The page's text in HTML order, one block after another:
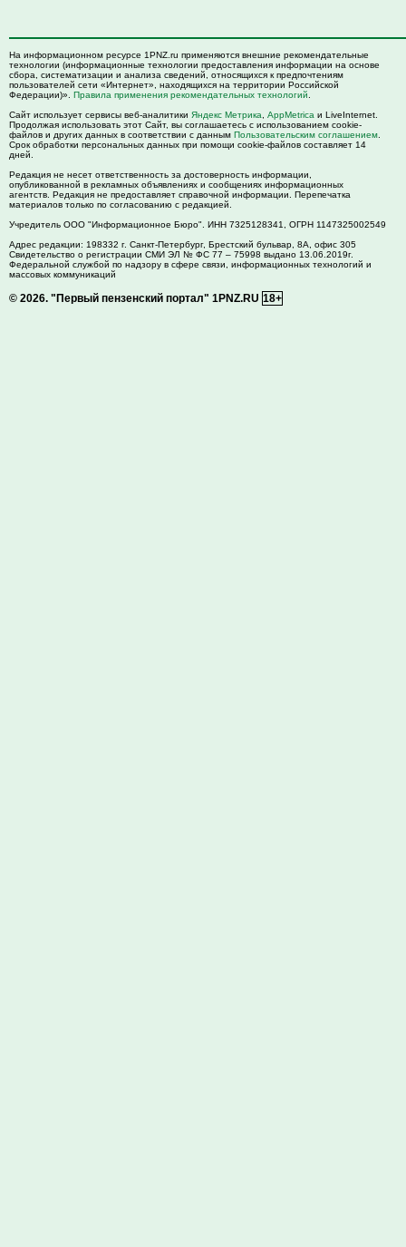
На информационном ресурсе 1PNZ.ru применяются внешние рекомендательные
технологии (информационные технологии предоставления информации на основе
сбора, систематизации и анализа сведений, относящихся к предпочтениям
пользователей сети «Интернет», находящихся на территории Российской
Федерации)». Правила применения рекомендательных технологий
Сайт использует сервисы веб-аналитики Яндекс Метрика AppMetrica и LiveInternet.
Продолжая использовать этот Сайт, вы соглашаетесь с использованием cookie-
файлов и других данных в соответствии с данным Пользовательским соглашением
Срок обработки персональных данных при помощи cookie-файлов составляет 14
дней.
Редакция не несет ответственность за достоверность информации,
опубликованной в рекламных объявлениях и сообщениях информационных
агентств. Редакция не предоставляет справочной информации. Перепечатка
материалов только по согласованию с редакцией.
Учредитель ООО "Информационное Бюро". ИНН 7325128341, ОГРН 1147325002549
Адрес редакции: 198332 г. Санкт-Петербург, Брестский бульвар, 8А, офис 305
Свидетельство о регистрации СМИ ЭЛ № ФС 77 – 75998 выдано 13.06.2019г.
Федеральной службой по надзору в сфере связи, информационных технологий и
массовых коммуникаций
© 2026. "Первый пензенский портал" 1PNZ.RU 18+